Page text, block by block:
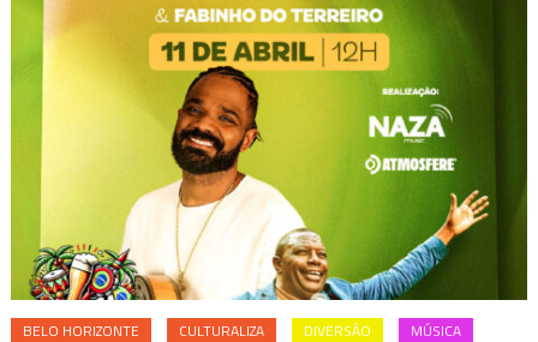
BELO HORIZONTE CULTURALIZA DIVERSÃO MÚSICA